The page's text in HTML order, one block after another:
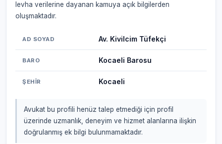
levha verilerine dayanan kamuya açık bilgilerden
oluşmaktadır.
AD SOYAD Av. Kivilcim Tüfekçi
BARO Kocaeli Barosu
ŞEHIR Kocaeli
Avukat bu profili henüz talep etmediği için profil
üzerinde uzmanlık, deneyim ve hizmet alanlarına ilişkin
doğrulanmış ek bilgi bulunmamaktadır.